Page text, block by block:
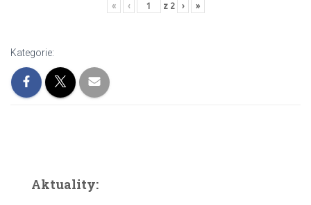
« ‹ z 2 › »
Kategorie:
Aktuality: